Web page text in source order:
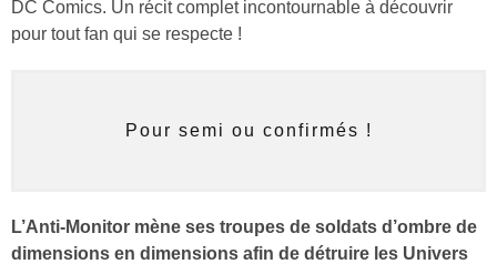
DC Comics. Un récit complet incontournable à découvrir
pour tout fan qui se respecte !
Pour semi ou confirmés !
L’Anti-Monitor mène ses troupes de soldats d’ombre de
dimensions en dimensions afin de détruire les Univers